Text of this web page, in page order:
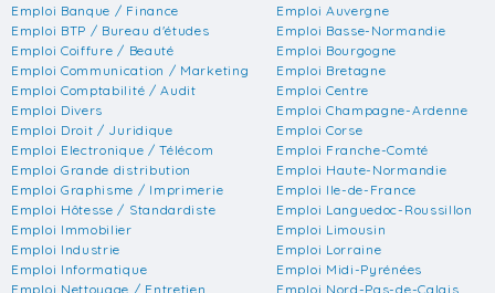
Emploi Banque / Finance
Emploi BTP / Bureau d'études
Emploi Coiffure / Beauté
Emploi Communication / Marketing
Emploi Comptabilité / Audit
Emploi Divers
Emploi Droit / Juridique
Emploi Electronique / Télécom
Emploi Grande distribution
Emploi Graphisme / Imprimerie
Emploi Hôtesse / Standardiste
Emploi Immobilier
Emploi Industrie
Emploi Informatique
Emploi Nettoyage / Entretien
Emploi Auvergne
Emploi Basse-Normandie
Emploi Bourgogne
Emploi Bretagne
Emploi Centre
Emploi Champagne-Ardenne
Emploi Corse
Emploi Franche-Comté
Emploi Haute-Normandie
Emploi Ile-de-France
Emploi Languedoc-Roussillon
Emploi Limousin
Emploi Lorraine
Emploi Midi-Pyrénées
Emploi Nord-Pas-de-Calais